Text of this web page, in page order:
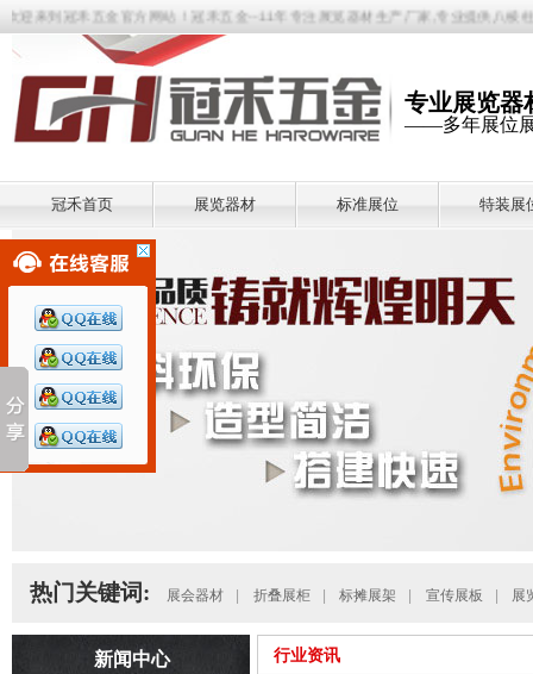
到冠禾五金官方网站！冠禾五金--11年专注展览器材生产厂家,专业提供八棱柱
专业展览器
——多年展位
冠禾首页 展览器材 标准展位 特装展
热门关键词: 展会器材 折叠展柜 标摊展架 宣传展板 展
行业资讯
新闻中心